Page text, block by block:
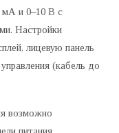
мА и 0–10 В с
Настройки
лицевую панель
(кабель до
возможно
питания.